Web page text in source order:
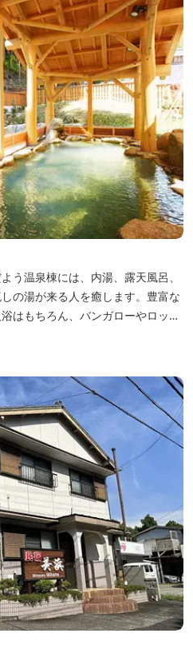
う温泉棟には、内湯、露天風呂、
の湯が来る人を癒します。豊富な
はもちろん、バンガローやロッジ
、宿泊しながらゆったりと温泉を